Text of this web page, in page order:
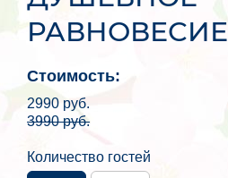
РАВНОВЕСИЕ
Стоимость:
2990 руб.
3990руб.
Количество гостей